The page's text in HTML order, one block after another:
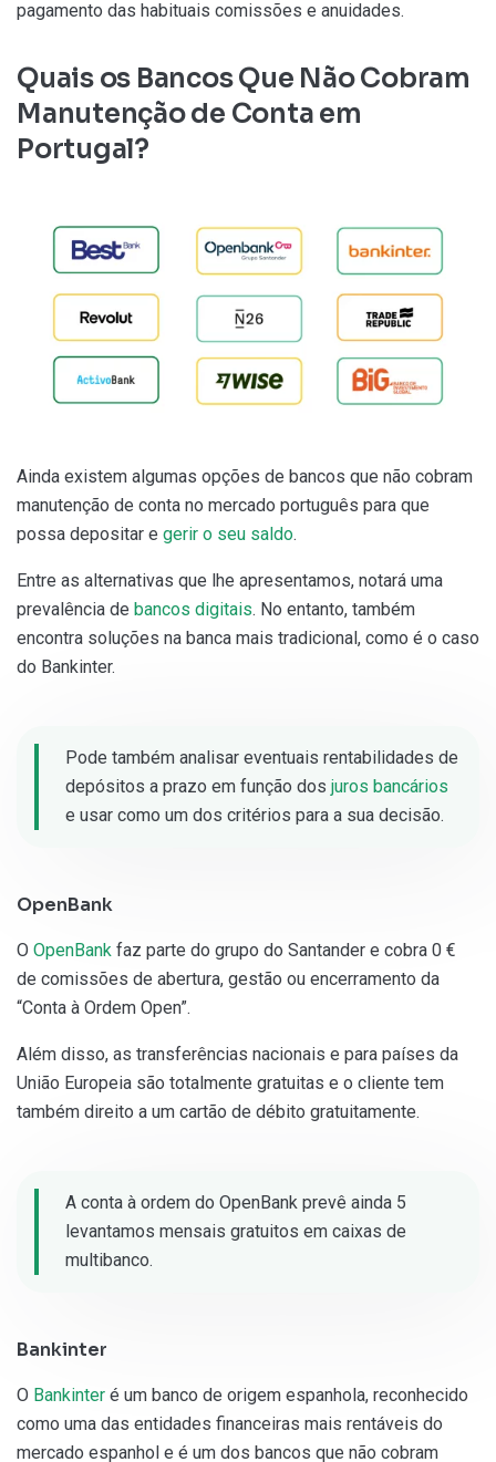
pagamento das habituais comissões e anuidades.
Quais os Bancos Que Não Cobram
Manutenção de Conta em
Portugal?
Ainda existem algumas opções de bancos que não cobram
manutenção de conta no mercado português para que
possa depositar e gerir o seu saldo.
Entre as alternativas que lhe apresentamos, notará uma
prevalência de bancos digitais. No entanto, também
encontra soluções na banca mais tradicional, como é o caso
do Bankinter.
Pode também analisar eventuais rentabilidades de
depósitos a prazo em função dos juros bancários
e usar como um dos critérios para a sua decisão.
OpenBank
O OpenBank faz parte do grupo do Santander e cobra 0 €
de comissões de abertura, gestão ou encerramento da
“Conta à Ordem Open”.
Além disso, as transferências nacionais e para países da
União Europeia são totalmente gratuitas e o cliente tem
também direito a um cartão de débito gratuitamente.
A conta à ordem do OpenBank prevê ainda 5
levantamos mensais gratuitos em caixas de
multibanco.
Bankinter
O Bankinter é um banco de origem espanhola, reconhecido
como uma das entidades financeiras mais rentáveis do
mercado espanhol e é um dos bancos que não cobram